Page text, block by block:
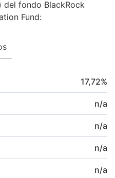
del fondo BlackRock
Fund:
17,72%
n/a
n/a
n/a
n/a